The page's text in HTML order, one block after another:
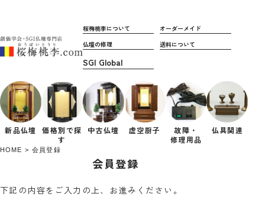
桜梅桃李について
オーダーメイド
仏壇の修理
送料について
新品仏壇 価格別で探
す
中古仏壇 虚空厨子
故障・
修理用品
仏具関連
HOME 会員登録
会員登録
下記の内容をご入力の上、お進みください。